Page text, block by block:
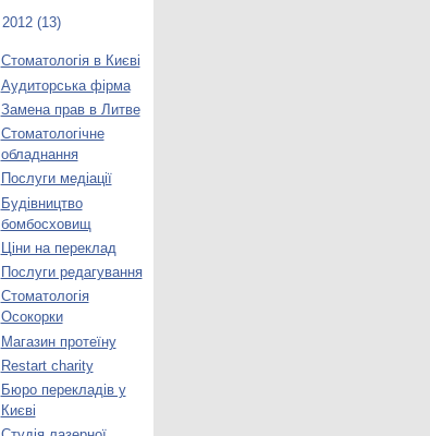
2012 (13)
Стоматологія в Києві
Аудиторська фірма
Замена прав в Литве
Стоматологічне
обладнання
Послуги медіації
Будівництво
бомбосховищ
Ціни на переклад
Послуги редагування
Стоматологія
Осокорки
Магазин протеїну
Restart charity
Бюро перекладів у
Києві